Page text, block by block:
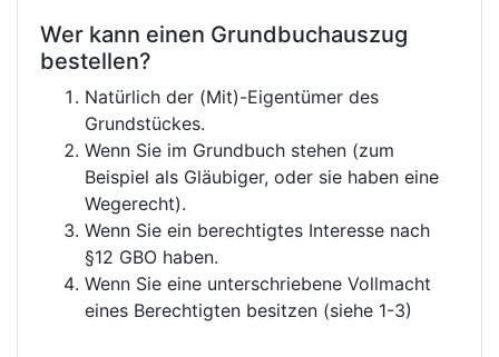
Wer kann einen Grundbuchauszug
bestellen?
Natürlich der (Mit)-Eigentümer des
Grundstückes.
Wenn Sie im Grundbuch stehen (zum
Beispiel als Gläubiger, oder sie haben eine
Wegerecht).
Wenn Sie ein berechtigtes Interesse nach
§12 GBO haben.
Wenn Sie eine unterschriebene Vollmacht
eines Berechtigten besitzen (siehe 1-3)